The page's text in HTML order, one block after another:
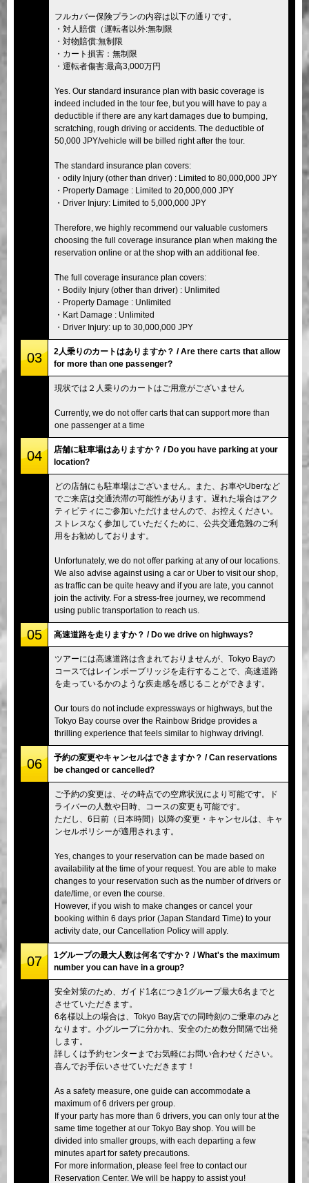
フルカバー保険プランの内容は以下の通りです。
・対人賠償（運転者以外:無制限
・対物賠償:無制限
・カート損害：無制限
・運転者傷害:最高3,000万円
Yes. Our standard insurance plan with basic coverage is
indeed included in the tour fee, but you will have to pay a
deductible if there are any kart damages due to bumping,
scratching, rough driving or accidents. The deductible of
50,000 JPY/vehicle will be billed right after the tour.
The standard insurance plan covers:
・odily Injury (other than driver) : Limited to 80,000,000 JPY
・Property Damage : Limited to 20,000,000 JPY
・Driver Injury: Limited to 5,000,000 JPY
Therefore, we highly recommend our valuable customers
choosing the full coverage insurance plan when making the
reservation online or at the shop with an additional fee.
The full coverage insurance plan covers:
・Bodily Injury (other than driver) : Unlimited
・Property Damage : Unlimited
・Kart Damage : Unlimited
・Driver Injury: up to 30,000,000 JPY
03
2人乗りのカートはありますか？ / Are there carts that allow
for more than one passenger?
現状では２人乗りのカートはご用意がございません
Currently, we do not offer carts that can support more than
one passenger at a time
04
店舗に駐車場はありますか？ / Do you have parking at your
location?
どの店舗にも駐車場はございません。また、お車やUberなど
でご来店は交通渋滞の可能性があります。遅れた場合はアク
ティビティにご参加いただけませんので、お控えください。
ストレスなく参加していただくために、公共交通危難のご利
用をお勧めしております。
Unfortunately, we do not offer parking at any of our locations.
We also advise against using a car or Uber to visit our shop,
as traffic can be quite heavy and if you are late, you cannot
join the activity. For a stress-free journey, we recommend
using public transportation to reach us.
05 高速道路を走りますか？ / Do we drive on highways?
ツアーには高速道路は含まれておりませんが、Tokyo Bayの
コースではレインボーブリッジを走行することで、高速道路
を走っているかのような疾走感を感じることができます。
Our tours do not include expressways or highways, but the
Tokyo Bay course over the Rainbow Bridge provides a
thrilling experience that feels similar to highway driving!.
06
予約の変更やキャンセルはできますか？ / Can reservations
be changed or cancelled?
ご予約の変更は、その時点での空席状況により可能です。ド
ライバーの人数や日時、コースの変更も可能です。
ただし、6日前（日本時間）以降の変更・キャンセルは、キャ
ンセルポリシーが適用されます。
Yes, changes to your reservation can be made based on
availability at the time of your request. You are able to make
changes to your reservation such as the number of drivers or
date/time, or even the course.
However, if you wish to make changes or cancel your
booking within 6 days prior (Japan Standard Time) to your
activity date, our Cancellation Policy will apply.
07
1グループの最大人数は何名ですか？ / What's the maximum
number you can have in a group?
安全対策のため、ガイド1名につき1グループ最大6名までと
させていただきます。
6名様以上の場合は、Tokyo Bay店での同時刻のご乗車のみと
なります。小グループに分かれ、安全のため数分間隔で出発
します。
詳しくは予約センターまでお気軽にお問い合わせください。
喜んでお手伝いさせていただきます！
As a safety measure, one guide can accommodate a
maximum of 6 drivers per group.
If your party has more than 6 drivers, you can only tour at the
same time together at our Tokyo Bay shop. You will be
divided into smaller groups, with each departing a few
minutes apart for safety precautions.
For more information, please feel free to contact our
Reservation Center. We will be happy to assist you!